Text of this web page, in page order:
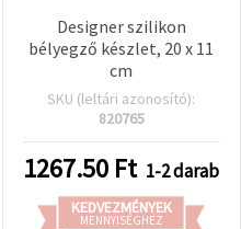
Designer szilikon
bélyegző készlet, 20 x 11
cm
SKU (leltári azonosító):
820765
1267.50 Ft 1-2 darab
KEDVEZMÉNYEK
MENNYISÉGHEZ